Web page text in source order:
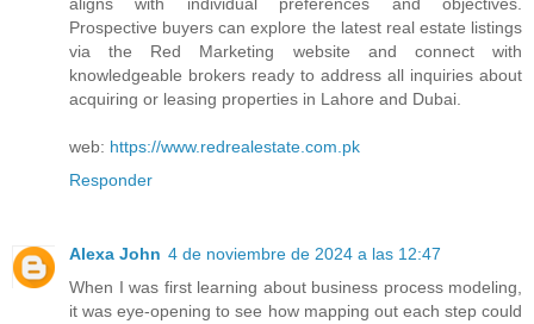
Prospective buyers can explore the latest real estate listings
via the Red Marketing website and connect with
knowledgeable brokers ready to address all inquiries about
acquiring or leasing properties in Lahore and Dubai.
web: https://www.redrealestate.com.pk
Responder
Alexa John 4 de noviembre de 2024 a las 12:47
When I was first learning about business process modeling,
it was eye-opening to see how mapping out each step could